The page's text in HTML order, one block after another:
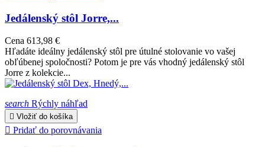
Jedálenský stôl Jorre,...
Cena 613,98 €
Hľadáte ideálny jedálenský stôl pre útulné stolovanie vo vašej
obľúbenej spoločnosti? Potom je pre vás vhodný jedálenský stôl
Jorre z kolekcie...
search Rýchly náhľad
 Vložiť do košíka
 Pridať do porovnávania